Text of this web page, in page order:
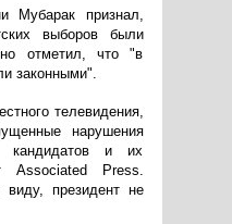
Мубарак признал,
выборов были
отметил, что "в
законными".
телевидения,
нарушения
кандидатов и их
Associated Press.
президент не